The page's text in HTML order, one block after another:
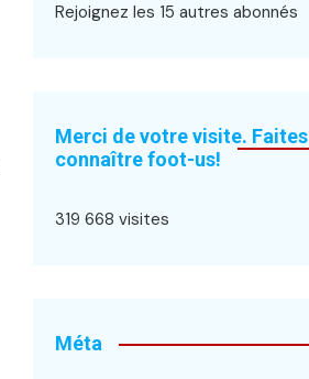
Rejoignez les 15 autres abonnés
Merci de votre visite. Faites
connaître foot-us!
319 668 visites
Méta